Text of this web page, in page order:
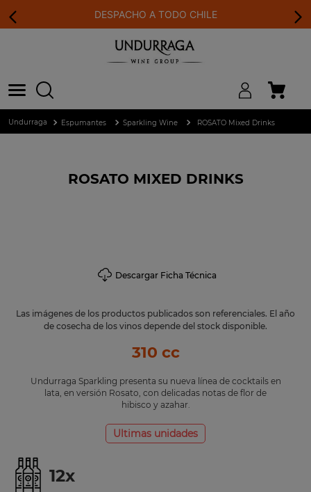
DESPACHO A TODO CHILE
Espumantes Sparkling Wine ROSATO Mixed Drinks
Descargar Ficha Técnica
Las imágenes de los productos publicados son referenciales. El año
de cosecha de los vinos depende del stock disponible.
ROSATO MIXED DRINKS
310 cc
Undurraga Sparkling presenta su nueva línea de cocktails en
lata, en versión Rosato, con delicadas notas de flor de
hibisco y azahar.
Ultimas unidades
12x